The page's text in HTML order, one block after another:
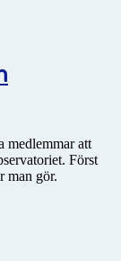
medlemmar att
Först
man gör.